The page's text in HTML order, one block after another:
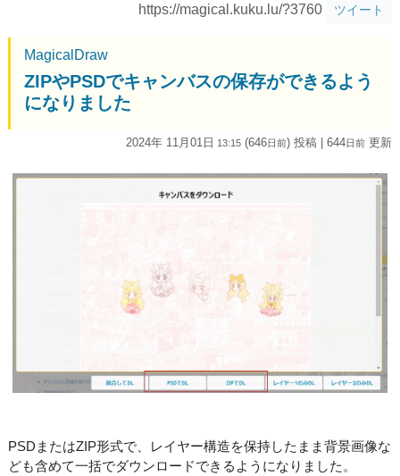
https://magical.kuku.lu/?3760 ツイート
MagicalDraw
ZIPやPSDでキャンバスの保存ができるよう
になりました
2024年 11月01日 13:15 (646日前) 投稿 | 644日前 更新
PSDまたはZIP形式で、レイヤー構造を保持したまま背景画像な
ども含めて一括でダウンロードできるようになりました。